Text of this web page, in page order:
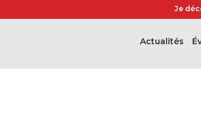
Je
Actualités